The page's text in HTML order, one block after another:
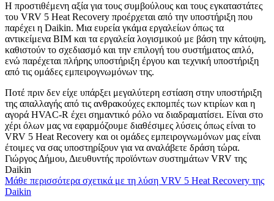
Η προστιθέμενη αξία για τους συμβούλους και τους εγκαταστάτες
του VRV 5 Heat Recovery προέρχεται από την υποστήριξη που
παρέχει η Daikin. Μια ευρεία γκάμα εργαλείων όπως τα
αντικείμενα BIM και τα εργαλεία λογισμικού με βάση την κάτοψη,
καθιστούν το σχεδιασμό και την επιλογή του συστήματος απλό,
ενώ παρέχεται πλήρης υποστήριξη έργου και τεχνική υποστήριξη
από τις ομάδες εμπειρογνωμόνων της.
Ποτέ πριν δεν είχε υπάρξει μεγαλύτερη εστίαση στην υποστήριξη
της απαλλαγής από τις ανθρακούχες εκπομπές των κτιρίων και η
αγορά HVAC-R έχει σημαντικό ρόλο να διαδραματίσει. Είναι στο
χέρι όλων μας να εφαρμόζουμε διαθέσιμες λύσεις όπως είναι το
VRV 5 Heat Recovery και οι ομάδες εμπειρογνωμόνων μας είναι
έτοιμες να σας υποστηρίξουν για να αναλάβετε δράση τώρα.
Γιώργος Δήμου, Διευθυντής προϊόντων συστημάτων VRV της
Daikin
Μάθε περισσότερα σχετικά με τη λύση VRV 5 Heat Recovery της
Daikin